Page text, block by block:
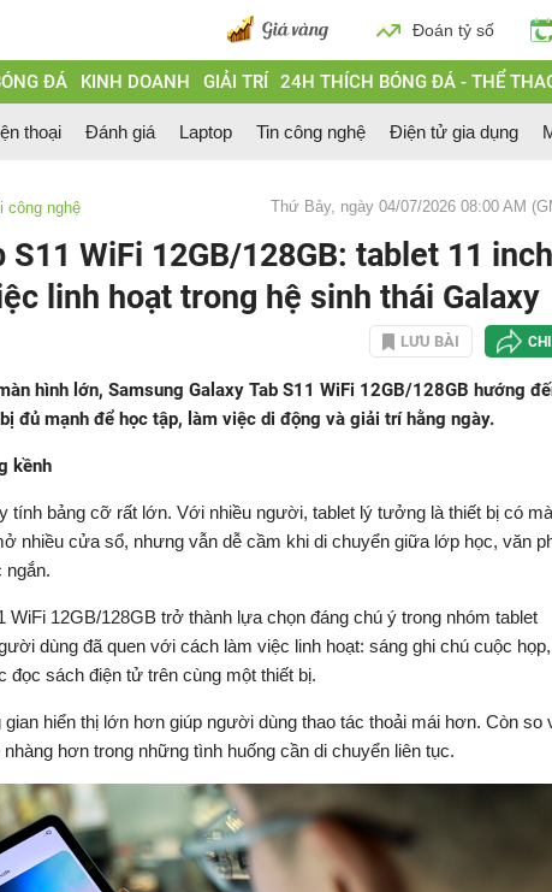
Đoán tỷ số
ĐÁ KINH DOANH GIẢI TRÍ 24H THÍCH BÓNG ĐÁ - THỂ
thoại Đánh giá Laptop Tin công nghệ Điện tử gia dụng
công nghệ Thứ Bảy, ngày 04/07/2026 08:00 AM
S11 WiFi 12GB/128GB: tablet 11 inch
linh hoạt trong hệ sinh thái Galaxy
LƯU BÀI
hình lớn, Samsung Galaxy Tab S11 WiFi 12GB/128GB hướng
đủ mạnh để học tập, làm việc di động và giải trí hằng ngày.
kềnh
tính bảng cỡ rất lớn. Với nhiều người, tablet lý tưởng là thiết bị có
nhiều cửa sổ, nhưng vẫn dễ cầm khi di chuyển giữa lớp học, văn
ngắn.
WiFi 12GB/128GB trở thành lựa chọn đáng chú ý trong nhóm tablet
dùng đã quen với cách làm việc linh hoạt: sáng ghi chú cuộc
đọc sách điện tử trên cùng một thiết bị.
hiển thị lớn hơn giúp người dùng thao tác thoải mái hơn. Còn so
hơn trong những tình huống cần di chuyển liên tục.